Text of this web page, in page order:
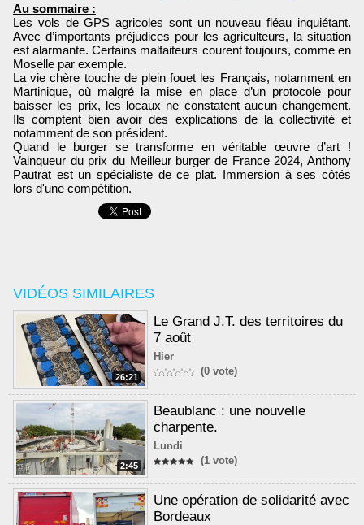
VIDÉOS SIMILAIRES
26:21
Le Grand J.T. des territoires du
7 août
Hier
(0 vote)
2:45
Beaublanc : une nouvelle
charpente.
Lundi
(1 vote)
Une opération de solidarité avec
Bordeaux
Au sommaire :
Les vols de GPS agricoles sont un nouveau fléau inquiétant.
Avec d’importants préjudices pour les agriculteurs, la situation
est alarmante. Certains malfaiteurs courent toujours, comme en
Moselle par exemple.
La vie chère touche de plein fouet les Français, notamment en
Martinique, où malgré la mise en place d’un protocole pour
baisser les prix, les locaux ne constatent aucun changement.
Ils comptent bien avoir des explications de la collectivité et
notamment de son président.
Quand le burger se transforme en véritable œuvre d’art !
Vainqueur du prix du Meilleur burger de France 2024, Anthony
Pautrat est un spécialiste de ce plat. Immersion à ses côtés
lors d'une compétition.